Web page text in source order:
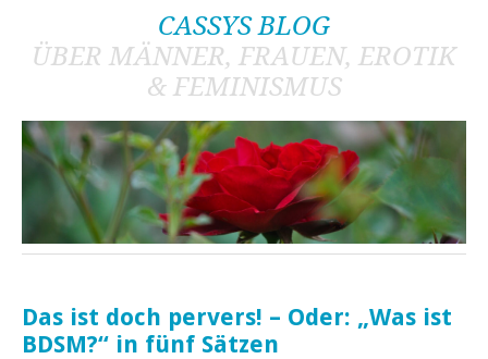
CASSYS BLOG
ÜBER MÄNNER, FRAUEN, EROTIK
& FEMINISMUS
Das ist doch pervers! – Oder: „Was ist
BDSM?“ in fünf Sätzen